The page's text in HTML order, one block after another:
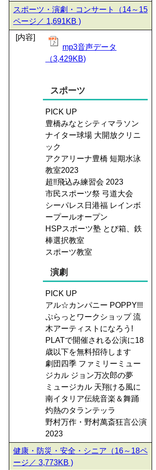
スポーツ・演劇・コンサート（14～15
ページ／ 1,691KB )
[内容]
mp3音声データ
（3,429KB)
スポーツ
PICK UP
豊橋みなとシティマラソン
ナイター球場 大開放クリニ
ック
アクアリーナ豊橋 短期水泳
教室2023
超‼飛込み練習会 2023
市民スポーツ祭 弓道大会
シーパレス日港福 レインボ
ープールオープン
HSPスポーツ塾 とび箱、鉄
棒選択教室
スポーツ教室
演劇
PICK UP
アル☆カンパニー POPPY!!!
ぷらっとワークショップ 流
木アーティストになろう!
PLATで開催される公演に18
歳以下を無料招待します
劇団四季 ファミリーミュー
ジカル ジョン万次郎の夢
ミュージカル 天翔ける風に
南イタリア伝統音楽＆舞踊
灼熱のタランテッラ
野村万作・野村萬斎狂言公演
2023
健康・防災・安全・シニア（16～18ペ
ージ／ 3,773KB )